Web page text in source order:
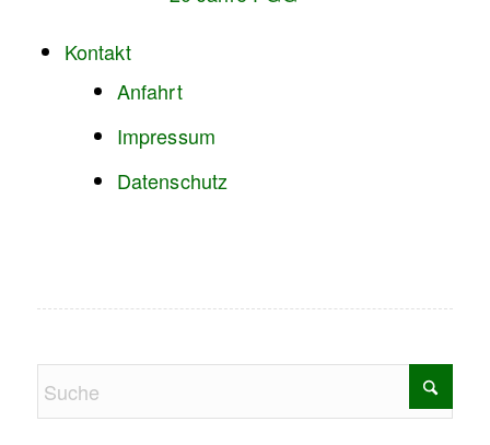
Kontakt
Anfahrt
Impressum
Datenschutz